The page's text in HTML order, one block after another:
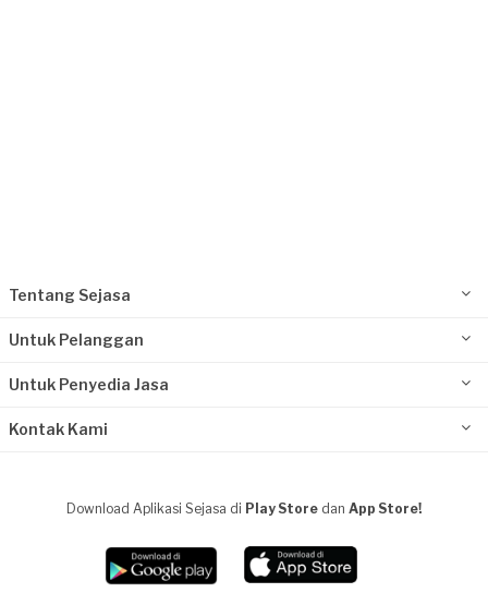
Tentang Sejasa
Untuk Pelanggan
Untuk Penyedia Jasa
Kontak Kami
Download Aplikasi Sejasa di Play Store dan App Store!